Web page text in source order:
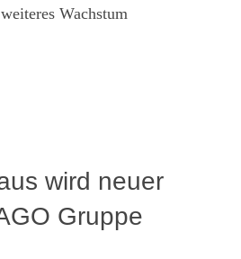
Wachstum
wird neuer
Gruppe